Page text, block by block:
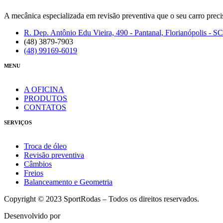
A mecânica especializada em revisão preventiva que o seu carro
R. Dep. Antônio Edu Vieira, 490 - Pantanal, Florianópolis - SC
(48) 3879-7903
(48) 99169-6019
MENU
A OFICINA
PRODUTOS
CONTATOS
SERVIÇOS
Troca de óleo
Revisão preventiva
Câmbios
Freios
Balanceamento e Geometria
Copyright © 2023 SportRodas – Todos os direitos reservados.
Desenvolvido por